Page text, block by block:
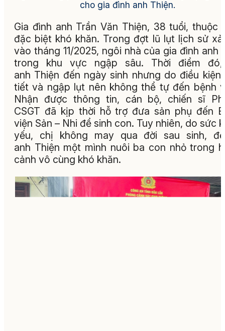
cho gia đình anh Thiện.
Gia đình anh Trần Văn Thiện, 38 tuổi, thuộc
đặc biệt khó khăn. Trong đợt lũ lụt lịch sử
vào tháng 11/2025, ngôi nhà của gia đình anh
trong khu vực ngập sâu. Thời điểm
anh Thiện đến ngày sinh nhưng do điều kiện
tiết và ngập lụt nên không thể tự đến bệnh
Nhận được thông tin, cán bộ, chiến sĩ
CSGT đã kịp thời hỗ trợ đưa sản phụ đến
viện Sản – Nhi để sinh con. Tuy nhiên, do sức
yếu, chị không may qua đời sau sinh,
anh Thiện một mình nuôi ba con nhỏ trong
cảnh vô cùng khó khăn.